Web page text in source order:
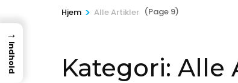
Hjem > Alle Artikler (Page 9)
Kategori: Alle
→
Indhold